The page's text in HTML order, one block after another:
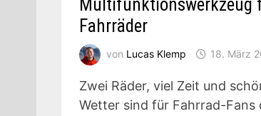
Multifunktionswerkzeug
Fahrräder
von Lucas Klemp 18. März
Zwei Räder, viel Zeit und
Wetter sind für Fahrrad-Fans